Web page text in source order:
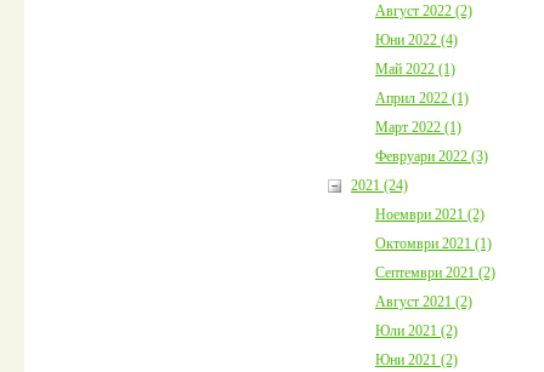
Август 2022 (2)
Юни 2022 (4)
Май 2022 (1)
Април 2022 (1)
Март 2022 (1)
Февруари 2022 (3)
2021 (24)
Ноември 2021 (2)
Октомври 2021 (1)
Септември 2021 (2)
Август 2021 (2)
Юли 2021 (2)
Юни 2021 (2)